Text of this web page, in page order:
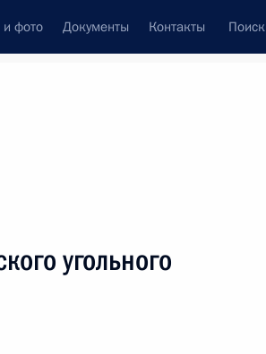
фото Документы Контакты Поиск
угольного